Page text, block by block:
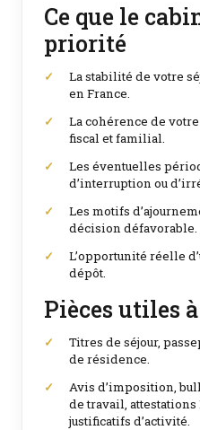
Ce que le
priorité
La stabilité de votre
en France.
La cohérence de
fiscal et familial.
Les éventuelles
d’interruption ou
Les motifs
décision défavorable.
L’opportunité réelle
dépôt.
Pièces utiles
Titres de séjour,
de résidence.
Avis d’imposition,
de travail,
justificatifs d’activité.